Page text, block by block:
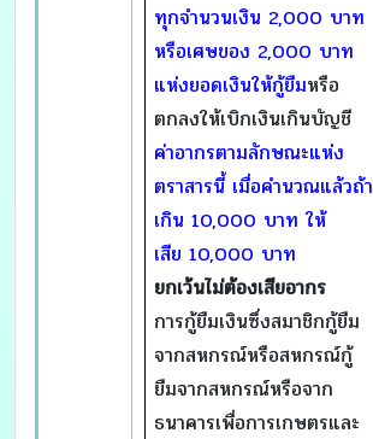
ทุกจำนวนเงิน 2,000 บาท
หรือเศษของ 2,000 บาท
แห่งยอดเงินให้กู้ยืมหรือ
ตกลงให้เบิกเงินเกินบัญชี
ค่าอากรตามลักษณะแห่ง
ตราสารนี้ เมื่อคำนวณแล้วถ้า
เกิน10,000 บาท ให้
เสีย 10,000 บาท
ยกเว้นไม่ต้องเสียอากร
การกู้ยืมเงินซึ่งสมาชิกกู้ยืม
จากสหกรณ์หรือสหกรณ์กู้
ยืมจากสหกรณ์หรือจาก
ธนาคารเพื่อการเกษตรและ